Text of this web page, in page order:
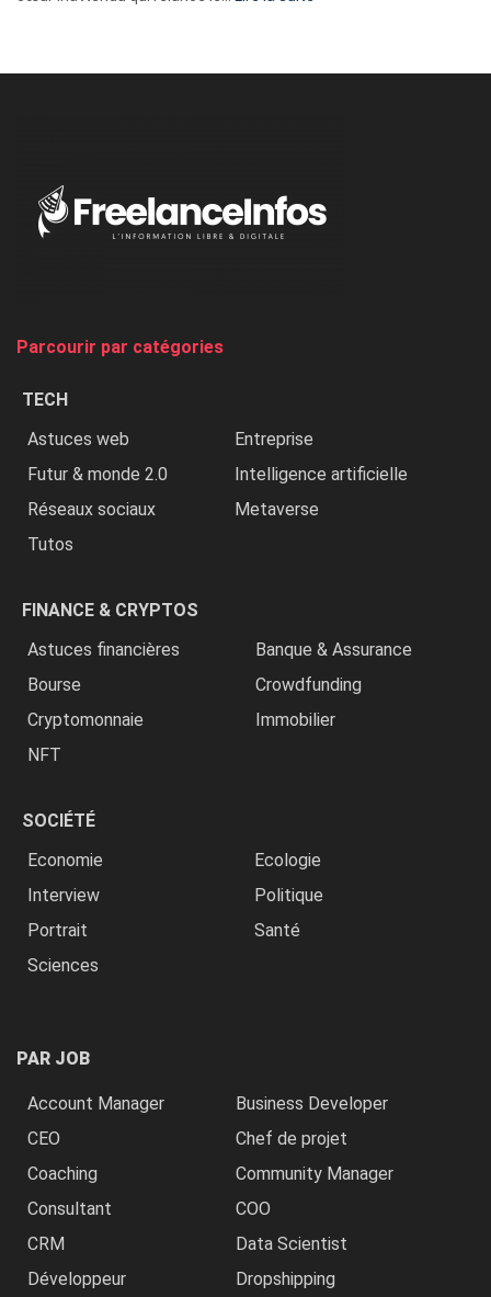
Nigeria,
Parcourir par catégories
TECH
Astuces web
Entreprise
Futur & monde 2.0
Intelligence artificielle
Réseaux sociaux
Metaverse
Tutos
FINANCE & CRYPTOS
Astuces financières
Banque & Assurance
Bourse
Crowdfunding
Cryptomonnaie
Immobilier
NFT
SOCIÉTÉ
Economie
Ecologie
Interview
Politique
Portrait
Santé
Sciences
PAR JOB
Account Manager
Business Developer
CEO
Chef de projet
Coaching
Community Manager
Consultant
COO
CRM
Data Scientist
Développeur
Dropshipping